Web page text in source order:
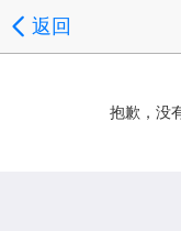
返回
抱歉，没